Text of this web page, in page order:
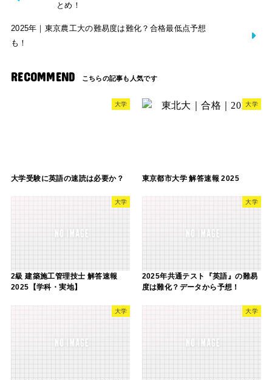
とめ！
2025年｜東京農工大の難易度は難化？合格最低点予想
も！
RECOMMEND
大学
大学受験に英語の速読は必要か？
大学
東京都市大学 解答速報 2025
大学
2級 建築施工管理技士 解答速報
2025【学科・実地】
大学
2025年共通テスト『英語』の難易
度は難化？データから予想！
大学 大学